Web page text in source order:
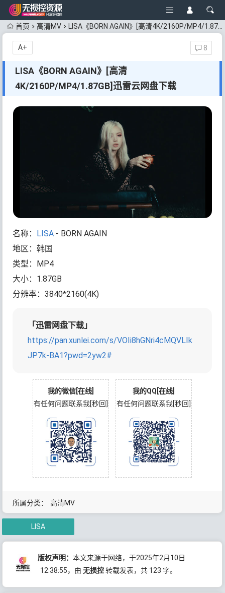
首页 高清MV LISA《BORN AGAIN》[高清4K/2160P/MP4/1.87GB]迅雷云网盘下载
LISA《BORN AGAIN》[高清
4K/2160P/MP4/1.87GB]迅雷云网盘下载
8
A+
所属分类： 高清MV
名称： LISA - BORN AGAIN
地区：韩国
类型：MP4
大小：1.87GB
分辨率：3840*2160(4K)
「迅雷网盘下载」
https://pan.xunlei.com/s/VOIi8hGNri4cMQVLIk
JP7k-BA1?pwd=2yw2#
我的微信[在线]
有任何问题联系我[秒回]
我的QQ[在线]
有任何问题联系我[秒回]
LISA
版权声明：本文来源于网络，于2025年2月10日
12:38:55，由无损控转载发表，共 123 字。